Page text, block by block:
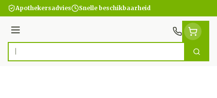
Ga naar de inhoud
Apothekersadvies Snelle beschikbaarheid
Menu
Product, merk, categorie... Zoek